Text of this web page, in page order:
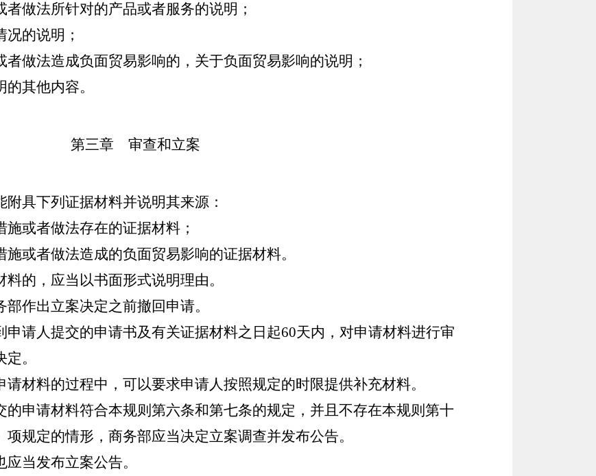
者做法所针对的产品或者服务的说明；
况的说明；
者做法造成负面贸易影响的，关于负面贸易影响的说明；
的其他内容。
第三章 审查和立案
具下列证据材料并说明其来源：
施或者做法存在的证据材料；
施或者做法造成的负面贸易影响的证据材料。
的，应当以书面形式说明理由。
作出立案决定之前撤回申请。
请人提交的申请书及有关证据材料之日起60天内，对申请材料进行审
。
材料的过程中，可以要求申请人按照规定的时限提供补充材料。
申请材料符合本规则第六条和第七条的规定，并且不存在本规则第十
规定的情形，商务部应当决定立案调查并发布公告。
当发布立案公告。